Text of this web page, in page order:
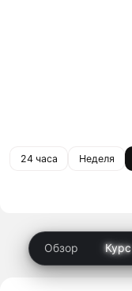
24 часа Неделя
Обзор Курс